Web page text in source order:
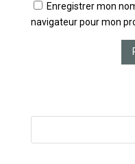
Enregistrer mon
navigateur pour mon